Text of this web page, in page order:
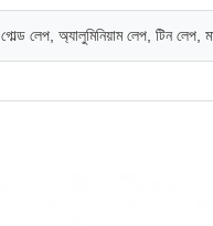
গোল্ড লেপ, অ্যালুমিনিয়াম লেপ, টিন